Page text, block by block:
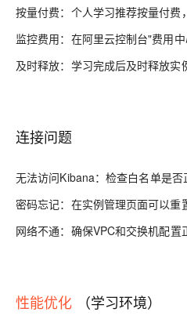
按量付费：个人学习推荐按量付费
监控费用：在阿里云控制台"费用
及时释放：学习完成后及时释放实
连接问题
无法访问Kibana：检查白名单是否
密码忘记：在实例管理页面可以重
网络不通：确保VPC和交换机配置
性能优化 （学习环境）